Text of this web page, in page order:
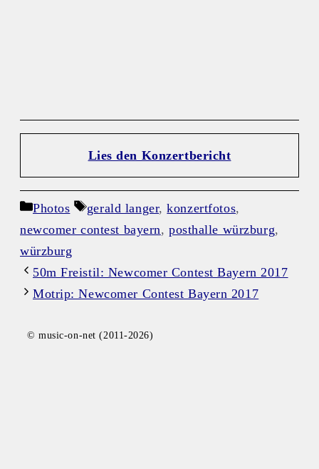
Lies den Konzertbericht
Kategorien
Photos Schlagwörter
gerald langer,konzertfotos,
newcomer contest bayern,posthalle würzburg,
würzburg
50m Freistil: Newcomer Contest Bayern 2017
Motrip: Newcomer Contest Bayern 2017
© music-on-net (2011-2026)